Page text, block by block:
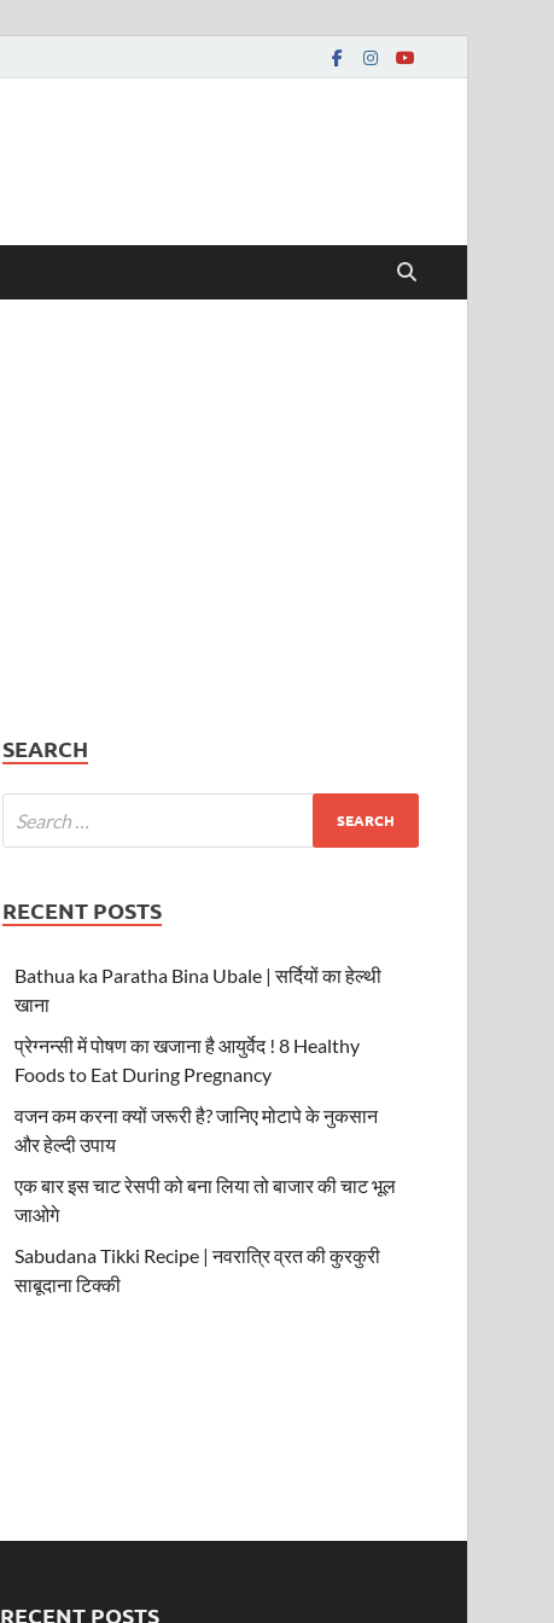
SEARCH
RECENT POSTS
Bathua ka Paratha Bina Ubale | सर्दियों का हेल्थी
खाना
प्रेग्नन्सी में पोषण का खजाना है आयुर्वेद ! 8 Healthy
Foods to Eat During Pregnancy
वजन कम करना क्यों जरूरी है? जानिए मोटापे के नुकसान
और हेल्दी उपाय
एक बार इस चाट रेसपी को बना लिया तो बाजार की चाट भूल
जाओगे
Sabudana Tikki Recipe | नवरात्रि व्रत की कुरकुरी
साबूदाना टिक्की
RECENT POSTS